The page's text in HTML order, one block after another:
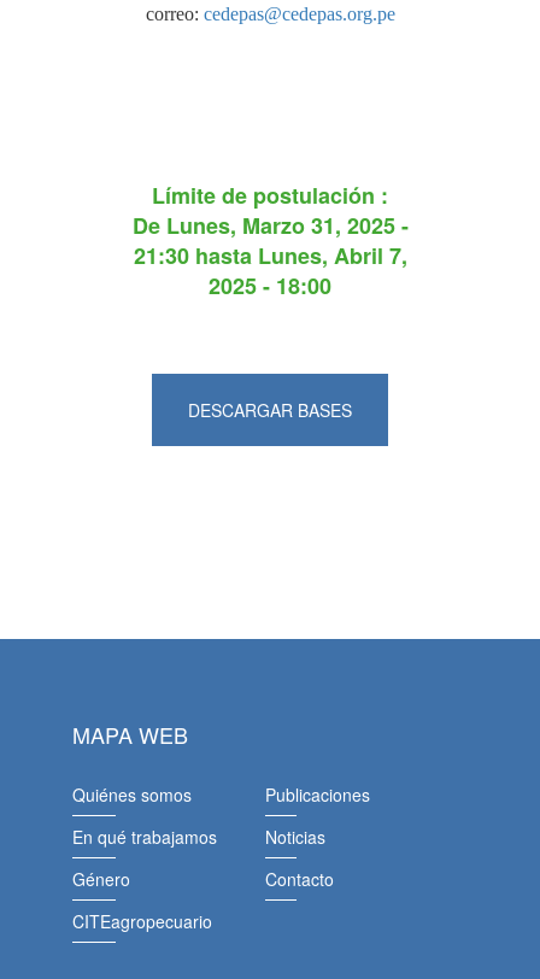
correo: cedepas@cedepas.org.pe
Límite de postulación :
De Lunes, Marzo 31, 2025 -
21:30hasta Lunes, Abril 7,
2025 - 18:00
DESCARGAR BASES
MAPA WEB
Quiénes somos
En qué trabajamos
Género
CITEagropecuario
Publicaciones
Noticias
Contacto